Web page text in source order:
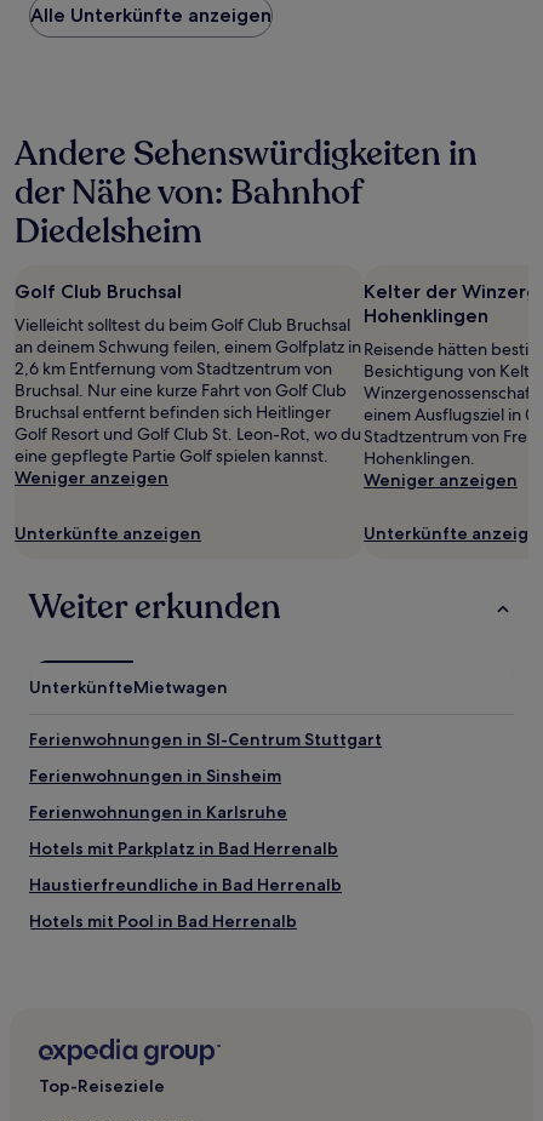
pro
Nacht,
24 Stunden
für
einen
Aufenthalt
mit
2 Erwachsenen
gefunden
wurde.
Preise
und
Verfügbarkeiten
können
sich
ändern.
zusätzliche
Alle Unterkünfte anzeigen
Andere Sehenswürdigkeiten in
der Nähe von: Bahnhof
Diedelsheim
Golf Club Bruchsal
Vielleicht solltest du beim Golf Club Bruchsal
an deinem Schwung feilen, einem Golfplatz in
2,6 km Entfernung vom Stadtzentrum von
Bruchsal. Nur eine kurze Fahrt von Golf Club
Bruchsal entfernt befinden sich Heitlinger
Golf Resort und Golf Club St. Leon-Rot, wo du
eine gepflegte Partie Golf spielen kannst.
Weniger anzeigen
Unterkünfte anzeigen
Kelter der
Hohenklingen
Reisende hätten
Besichtigung von
einem Ausflugsziel in
Stadtzentrum von
Hohenklingen.
Weniger anzeigen
Unterkünfte
Weiter erkunden
UnterkünfteMietwagen
Ferienwohnungen in SI-Centrum Stuttgart
Ferienwohnungen in Sinsheim
Ferienwohnungen in Karlsruhe
Hotels mit Parkplatz in Bad Herrenalb
Haustierfreundliche in Bad Herrenalb
Hotels mit Pool in Bad Herrenalb
Hotels mit Wellnessbereich in Nordschwarzwald
Familien in Pforzheim
Top-Reiseziele